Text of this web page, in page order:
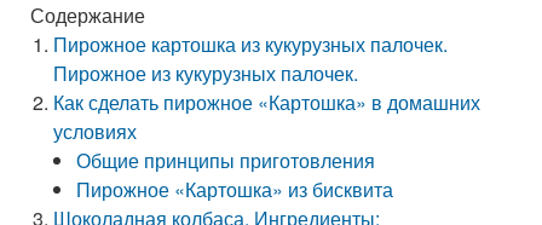
Содержание
Пирожное картошка из кукурузных палочек.
Пирожное из кукурузных палочек.
Как сделать пирожное «Картошка» в домашних
условиях
Общие принципы приготовления
Пирожное «Картошка» из бисквита
Шоколадная колбаса. Ингредиенты: